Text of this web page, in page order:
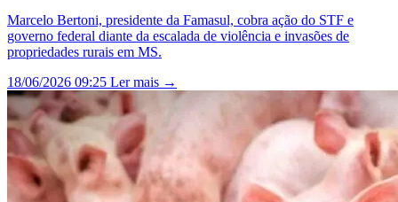
Marcelo Bertoni, presidente da Famasul, cobra ação do STF e
governo federal diante da escalada de violência e invasões de
propriedades rurais em MS.
18/06/2026 09:25 Ler mais →